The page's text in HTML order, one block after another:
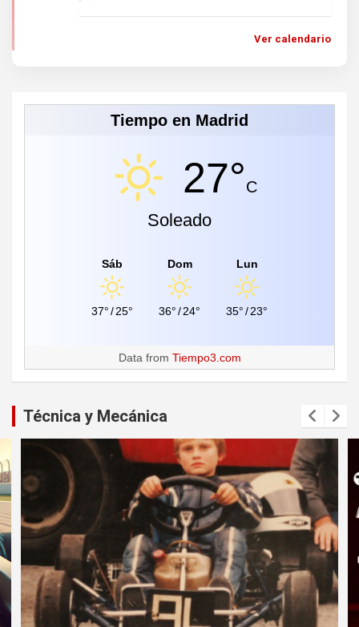
Ver calendario
Tiempo en Madrid
27°C
Soleado
Sáb
37°/25°
Dom
36°/24°
Lun
35°/23°
Data from Tiempo3.com
Técnica y Mecánica